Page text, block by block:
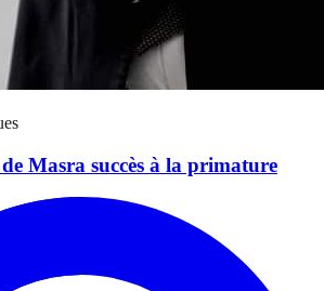
Masra succès à la primature